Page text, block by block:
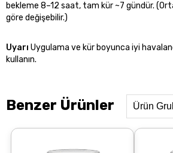
bekleme 8–12 saat, tam kür ~7 gündür.
göre değişebilir.)
Uyarı Uygulama ve kür boyunca iyi
kullanın.
Benzer Ürünler